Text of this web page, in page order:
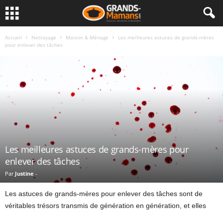
Accueil Nettoyage Maison & Ménage
Les meilleures astuces de grands-mères
pour enlever des tâches
Les meilleures astuces de grands-mères pour
enlever des tâches
Par Justine -
Les astuces de grands-mères pour enlever des tâches sont de
véritables trésors transmis de génération en génération, et elles